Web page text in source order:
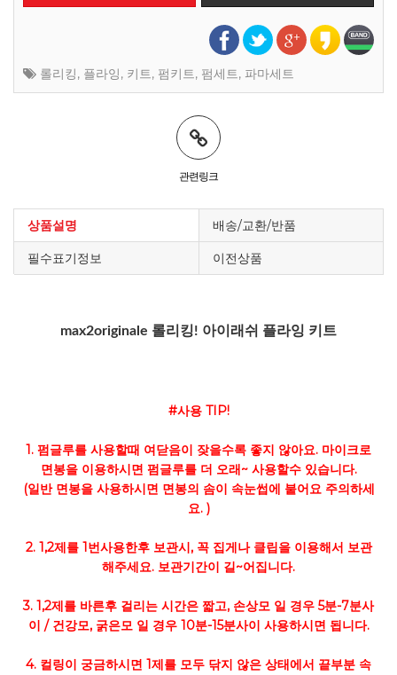
롤리킹, 플라잉, 키트, 펌키트, 펌세트, 파마세트
관련링크
상품설명 배송/교환/반품
필수표기정보 이전상품
max2originale 롤리킹! 아이래쉬 플라잉 키트
#사용 TIP!
1. 펌글루를 사용할때 여닫음이 잦을수록 좋지 않아요. 마이크로
면봉을 이용하시면 펌글루를 더 오래~ 사용할수 있습니다.
(일반 면봉을 사용하시면 면봉의 솜이 속눈썹에 붙어요 주의하세
요. )
2. 1,2제를 1번사용한후 보관시, 꼭 집게나 클립을 이용해서 보관
해주세요. 보관기간이 길~어집니다.
3. 1,2제를 바른후 걸리는 시간은 짧고, 손상모 일 경우 5분-7분사
이 / 건강모, 굵은모 일 경우 10분-15분사이 사용하시면 됩니다.
4. 컬링이 궁금하시면 1제를 모두 닦지 않은 상태에서 끝부분 속